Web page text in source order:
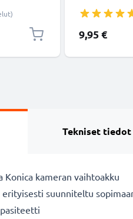
CELLONIC
9,95 €
Tekniset tiedot
Konica kameran vaihtoakku
suunniteltu